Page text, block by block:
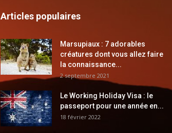
Articles populaires
Marsupiaux : 7 adorables
créatures dont vous allez faire
la connaissance...
2 septembre 2021
Le Working Holiday Visa : le
passeport pour une année en...
18 février 2022